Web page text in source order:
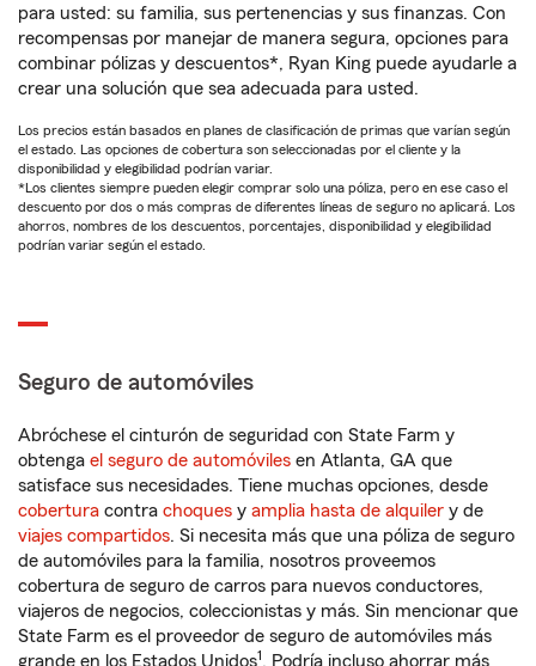
para usted: su familia, sus pertenencias y sus finanzas. Con
recompensas por manejar de manera segura, opciones para
combinar pólizas y descuentos*, Ryan King puede ayudarle a
crear una solución que sea adecuada para usted.
Los precios están basados en planes de clasificación de primas que varían según
el estado. Las opciones de cobertura son seleccionadas por el cliente y la
disponibilidad y elegibilidad podrían variar.
*Los clientes siempre pueden elegir comprar solo una póliza, pero en ese caso el
descuento por dos o más compras de diferentes líneas de seguro no aplicará. Los
ahorros, nombres de los descuentos, porcentajes, disponibilidad y elegibilidad
podrían variar según el estado.
Seguro de automóviles
Abróchese el cinturón de seguridad con State Farm y
obtenga el seguro de automóviles en Atlanta, GA que
satisface sus necesidades. Tiene muchas opciones, desde
cobertura contra choques y amplia hasta de alquiler y de
viajes compartidos. Si necesita más que una póliza de seguro
de automóviles para la familia, nosotros proveemos
cobertura de seguro de carros para nuevos conductores,
viajeros de negocios, coleccionistas y más. Sin mencionar que
State Farm es el proveedor de seguro de automóviles más
grande en los Estados Unidos1. Podría incluso ahorrar más